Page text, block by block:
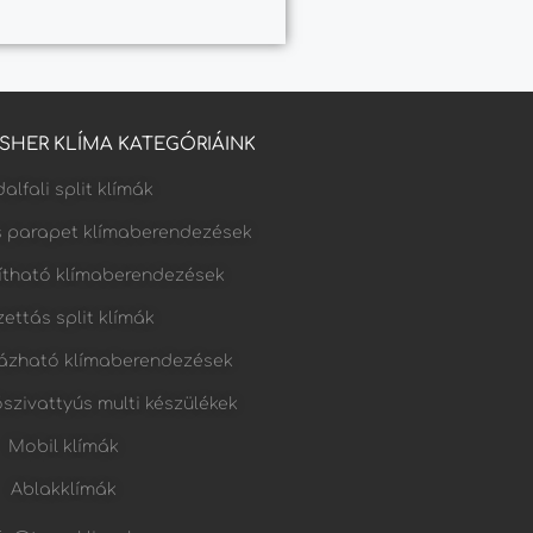
KLÍMA KATEGÓRIÁINK
split klímák
parapet klímaberendezések
klímaberendezések
split klímák
klímaberendezések
multi készülékek
Mobil klímák
Ablakklímák